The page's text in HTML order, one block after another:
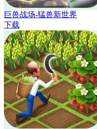
巨兽战场-猛兽新世界
下载